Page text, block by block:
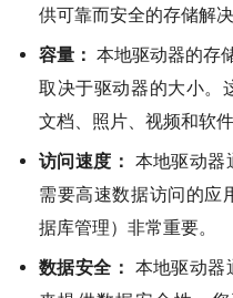
供可靠而安全的存储解决
容量： 本地驱动器的存
取决于驱动器的大小。
文档、照片、视频和软件
访问速度： 本地驱动器
需要高速数据访问的应
据库管理）非常重要。
数据安全： 本地驱动器